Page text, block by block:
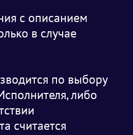
с описанием
в случае
по выбору
либо
считается